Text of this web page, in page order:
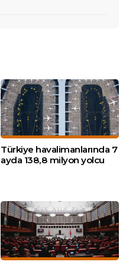
Türkiye havalimanlarında 7
ayda 138,8 milyon yolcu